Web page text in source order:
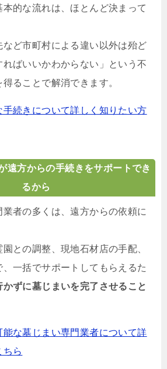
的な流れは、ほとんど決まって
ど市町村による違い以外は殆ど
ばいいかわからない」という不
ることで解消できます。
続きについて詳しく知りたい方
遠方からの手続きをサポートでき
るから
者の多くは、遠方からの依頼に
との調整、現地石材店の手配、
一括でサポートしてもらえるた
ずに墓じまいを完了させること
な墓じまい専門業者について詳
ちら